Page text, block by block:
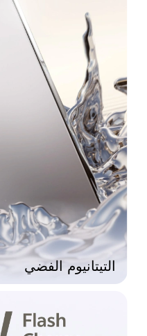
التيتانيوم الفضي